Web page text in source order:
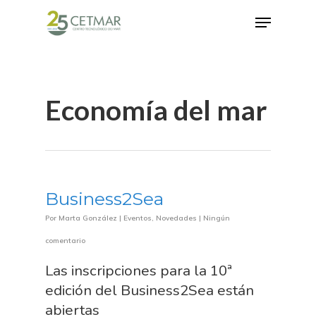
Economía del mar
Business2Sea
Por Marta González | Eventos, Novedades | Ningún
comentario
Las inscripciones para la 10ª
edición del Business2Sea están
abiertas